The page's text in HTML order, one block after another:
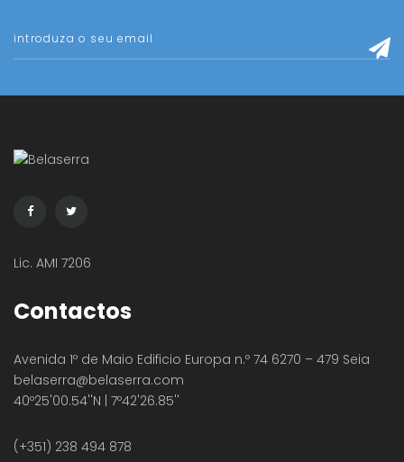
Lic. AMI 7206
Contactos
Avenida 1º de Maio Edificio Europa n.º 74 6270 – 479 Seia
belaserra@belaserra.com
40º25'00.54''N | 7º42'26.85''
(+351) 238 494 878